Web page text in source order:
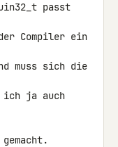
passt
Compiler ein
muss sich die
ich ja auch